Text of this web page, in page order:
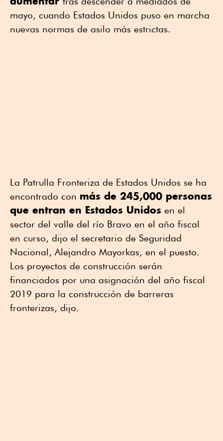
mayo, cuando Estados Unidos puso en marcha
nuevas normas de asilo más estrictas.
La Patrulla Fronteriza de Estados Unidos se ha
encontrado con más de 245,000 personas
que entran en Estados Unidos en el
sector del valle del río Bravo en el año fiscal
en curso, dijo el secretario de Seguridad
Nacional, Alejandro Mayorkas, en el puesto.
Los proyectos de construcción serán
financiados por una asignación del año fiscal
2019 para la construcción de barreras
fronterizas, dijo.